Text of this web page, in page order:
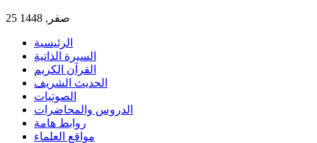
25 صفر, 1448
الرئيسية
السيرة الذاتية
القرآن الكريم
الحديث الشريف
الصوتيات
الدروس والمحاضرات
روابط هامة
مواقع العلماء